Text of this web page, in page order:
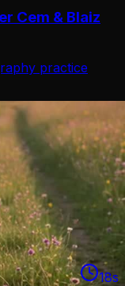
Cem & Blaiz
practice
18s